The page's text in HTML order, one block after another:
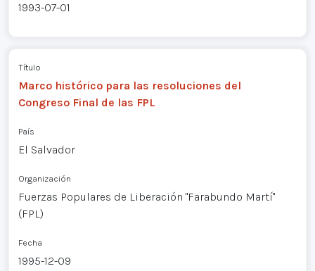
1993-07-01
Título
Marco histórico para las resoluciones del
Congreso Final de las FPL
País
El Salvador
Organización
Fuerzas Populares de Liberación "Farabundo Martí"
(FPL)
Fecha
1995-12-09